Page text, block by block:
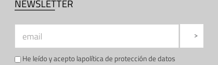
NEWSLETTER
He leído y acepto lapolítica de protección de datos